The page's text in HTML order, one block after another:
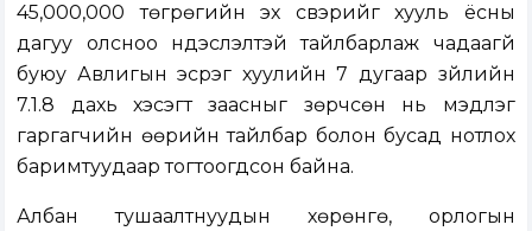
45,000,000 төгрөгийн эх үүсвэрийг хууль ёсны
дагуу олсноо үндэслэлтэй тайлбарлаж чадаагүй
буюу Авлигын эсрэг хуулийн 7 дугаар зүйлийн
7.1.8 дахь хэсэгт заасныг зөрчсөн нь мэдүүлэг
гаргагчийн өөрийн тайлбар болон бусад нотлох
баримтуудаар тогтоогдсон байна.
Албан тушаалтнуудын хөрөнгө, орлогын